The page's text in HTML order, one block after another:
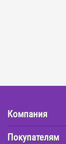
Компания
Покупателям